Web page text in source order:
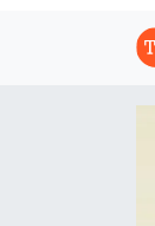
Sağlık
Haber